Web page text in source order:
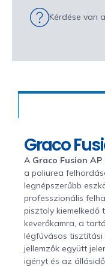
Kérdése van
Graco
A Graco Fusion
a poliurea
legnépszerűbb
professzionális
pisztoly kiemelkedő
keverőkamra, a
légfúvásos
jellemzők együtt
igényt és az